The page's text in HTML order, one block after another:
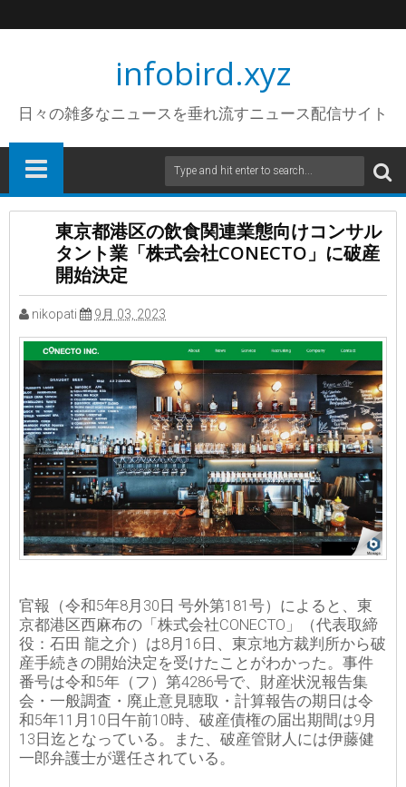
infobird.xyz
日々の雑多なニュースを垂れ流すニュース配信サイト
東京都港区の飲食関連業態向けコンサル
タント業「株式会社CONECTO」に破産
開始決定
nikopati 9月 03, 2023
官報（令和5年8月30日 号外第181号）によると、東
京都港区西麻布の「株式会社CONECTO」（代表取締
役：石田 龍之介）は8月16日、東京地方裁判所から破
産手続きの開始決定を受けたことがわかった。事件
番号は令和5年（フ）第4286号で、財産状況報告集
会・一般調査・廃止意見聴取・計算報告の期日は令
和5年11月10日午前10時、破産債権の届出期間は9月
13日迄となっている。また、破産管財人には伊藤健
一郎弁護士が選任されている。